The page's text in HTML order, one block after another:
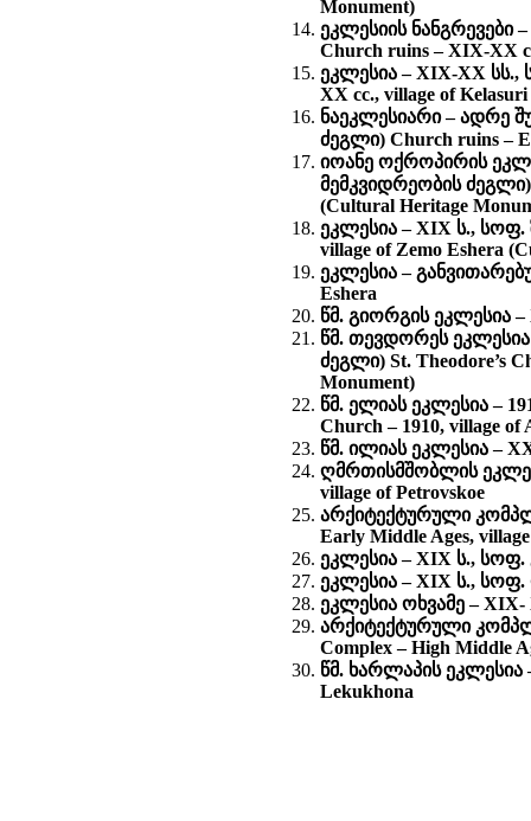
Monument)
ეკლესიის
Church ruins – XIX-XX
ეკლესია – XIX-XX
XX cc., village of
ნაეკლესიარი – ადრე
ძეგლი) Church ruins –
იოანე ოქროპირის
მემკვიდრეობის ძეგლი)
(Cultural Heritage
ეკლესია – XIX ს.,
village of Zemo Eshera
ეკლესია –
Eshera
წმ. გიორგის ეკლესია –
წმ. თევდორეს
ძეგლი) St. Theodore’s
Monument)
წმ. ელიას ეკლესია –
Church – 1910, village
წმ. ილიას ეკლესია –
ღმრთისმშობლის
village of Petrovskoe
არქიტექტურული
Early Middle Ages,
ეკლესია – XIX ს., სოფ.
ეკლესია – XIX ს., სოფ.
ეკლესია ოხვამე –
არქიტექტურული
Complex – High Middle
წმ. ხარლაპის ეკლესია
Lekukhona